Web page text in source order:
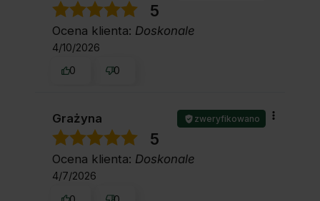
5
Ocena klienta: Doskonale
4/10/2026
0
0
Grażyna zweryfikowano
5
Ocena klienta: Doskonale
4/7/2026